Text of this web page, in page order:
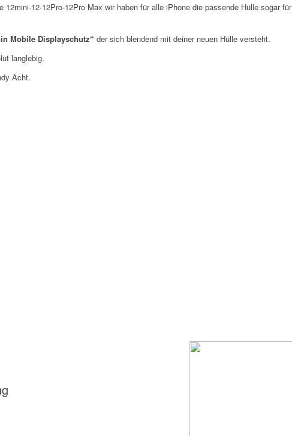
12-12Pro-12Pro Max wir haben für alle iPhone die passende Hülle sogar für
Mobile Displayschutz“ der sich blendend mit deiner neuen Hülle versteht.
langlebig.
Acht.